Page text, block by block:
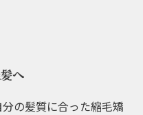
へ
の髪質に合った縮毛矯